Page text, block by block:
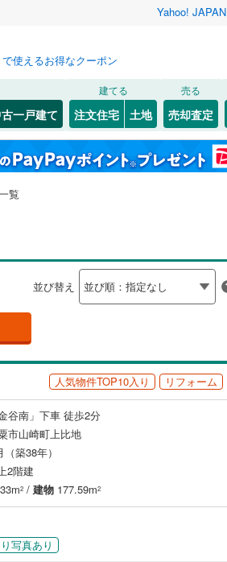
Yahoo! JAPAN
使えるお得なクーポン
一戸建て
建てる
注文住宅 土地
売る
売却査定
覧
並び替え
人気物件TOP10入り リフォーム
谷南」下車 徒歩2分
市山崎町上比地
築38年）
2階建
2 / 建物 177.59m2
写真あり
城 秋田 山形
玉
三重
山 広島 山口
媛 高知
崎
で検索する
灘区(48)
須磨区(49)
洲本市
相生市(9)
三木市(7)
小野市(1)
丹波篠山市
南あわじ市
宍粟市(5)
加古郡播磨町
で検索する
千種町黒土(1)
山崎町鹿沢(1)
この条件で検索する
福知山線(0)
播但線(0)
山陰本線(0)
阪急今津線(0
阪急宝塚本線(0)
神戸電鉄三田線(0)
山陽電鉄本線(0)
神戸高速線（南北線）
神戸新交通六甲アイランド線
京都丹後鉄道宮豊線
で検索するこの条件で検索する
築古・築30年以上（4）
ビルトインガレージ（0）
防犯カメラ（ 0）
バリアフリー住宅（0）
平屋・1階建て
この条件で検索する
索条件を保存しました
件通知は、 マイページから設定できます。
保存した条件を見る
庫県、宍粟市
検索条件を保存する
マイページ
お気に入りリストを見る
閉じる
お気に入りリストを見る
閉じる